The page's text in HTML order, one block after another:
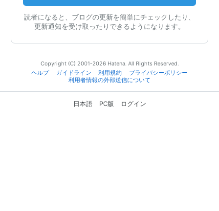
読者になると、ブログの更新を簡単にチェックしたり、
更新通知を受け取ったりできるようになります。
Copyright (C) 2001-2026 Hatena. All Rights Reserved.
ヘルプ
ガイドライン 利用規約
プライバシーポリシー
利用者情報の外部送信について
日本語 PC版 ログイン